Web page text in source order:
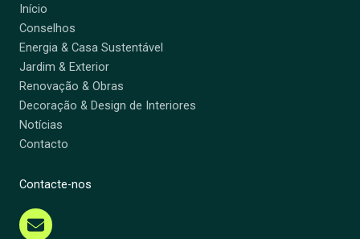
Início
Conselhos
Energia & Casa Sustentável
Jardim & Exterior
Renovação & Obras
Decoração & Design de Interiores
Notícias
Contacto
Contacte-nos